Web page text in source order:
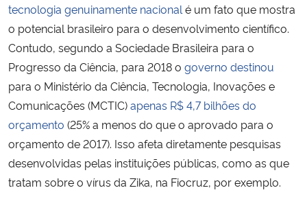
Ministério do Meio Ambiente
Ministério do Turismo
Ministério do Desenvolvimento Regional
Controladoria-Geral da União
Ministério da Mulher, da Família e dos Direitos Humanos
tecnologia genuinamente nacional é um fato que mostra
o potencial brasileiro para o desenvolvimento científico.
Contudo, segundo a Sociedade Brasileira para o
Progresso da Ciência, para 2018 o governo destinou
para o Ministério da Ciência, Tecnologia, Inovações e
Comunicações (MCTIC)apenas R$ 4,7 bilhões do
orçamento (25% a menos do que o aprovado para o
orçamento de 2017). Isso afeta diretamente pesquisas
desenvolvidas pelas instituições públicas, como as que
tratam sobre o vírus da Zika, na Fiocruz, por exemplo.